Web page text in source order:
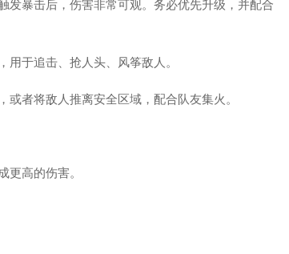
发暴击后，伤害非常可观。务必优先升级，并配合
于追击、抢人头、风筝敌人。
者将敌人推离安全区域，配合队友集火。
更高的伤害。